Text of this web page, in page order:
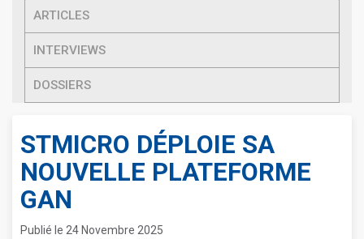
ARTICLES
INTERVIEWS
DOSSIERS
STMICRO DÉPLOIE SA
NOUVELLE PLATEFORME
GAN
Publié le 24 Novembre 2025